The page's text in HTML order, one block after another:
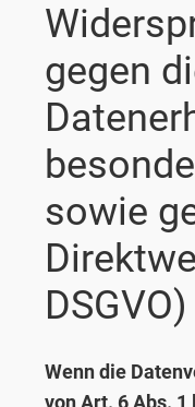
gegen
sowie
DSGVO)
Wenn die
von Art. 6 Abs. 1